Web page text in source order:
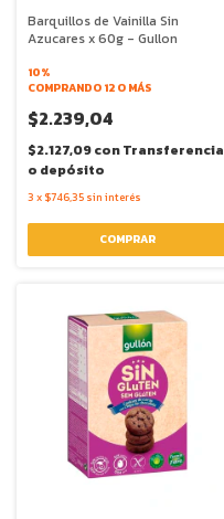
Barquillos de Vainilla Sin
Azucares x 60g - Gullon
10%
COMPRANDO 12 O MÁS
$2.239,04
$2.127,09conTransferencia
o depósito
3 x $746,35 sin interés